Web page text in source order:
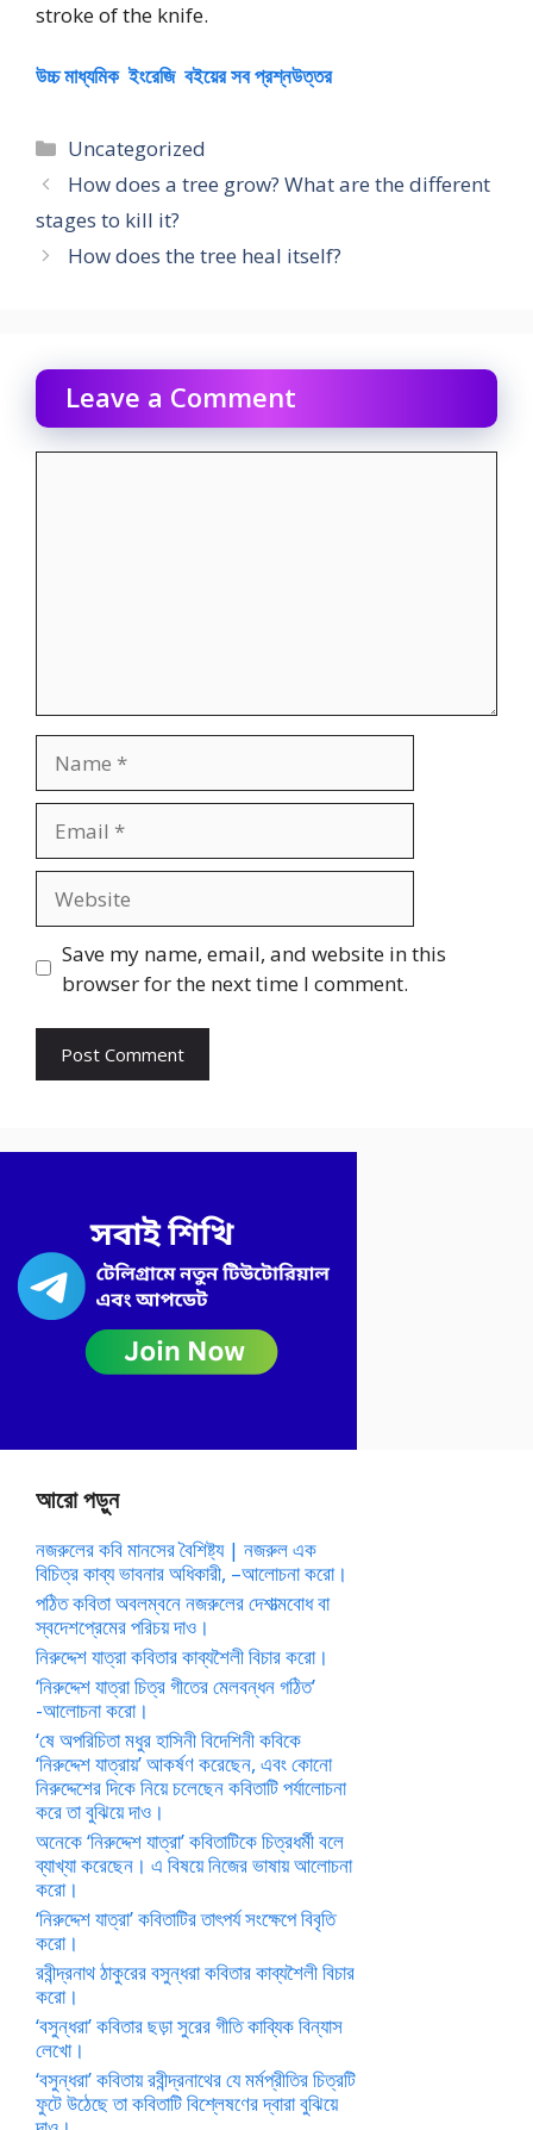
stroke of the knife.
উচ্চ মাধ্যমিক ইংরেজি বইয়ের সব প্রশ্নউত্তর
Categories
Uncategorized
How does a tree grow? What are the different
stages to kill it?
How does the tree heal itself?
Leave a Comment
Save my name, email, and website in this
browser for the next time I comment.
আরো পড়ুন
নজরুলের কবি মানসের বৈশিষ্ট্য | নজরুল এক
বিচিত্র কাব্য ভাবনার অধিকারী, –আলোচনা করো।
পঠিত কবিতা অবলম্বনে নজরুলের দেশাত্মবোধ বা
স্বদেশপ্রেমের পরিচয় দাও।
নিরুদ্দেশ যাত্রা কবিতার কাব্যশৈলী বিচার করো।
‘নিরুদ্দেশ যাত্রা চিত্র গীতের মেলবন্ধন গঠিত’
-আলোচনা করো।
‘ষে অপরিচিতা মধুর হাসিনী বিদেশিনী কবিকে
‘নিরুদ্দেশ যাত্রায়’ আকর্ষণ করেছেন, এবং কোনো
নিরুদ্দেশের দিকে নিয়ে চলেছেন কবিতাটি পর্যালোচনা
করে তা বুঝিয়ে দাও।
অনেকে ‘নিরুদ্দেশ যাত্রা’ কবিতাটিকে চিত্রধর্মী বলে
ব্যাখ্যা করেছেন। এ বিষয়ে নিজের ভাষায় আলোচনা
করো।
‘নিরুদ্দেশ যাত্রা’ কবিতাটির তাৎপর্য সংক্ষেপে বিবৃতি
করো।
রবীন্দ্রনাথ ঠাকুরের বসুন্ধরা কবিতার কাব্যশৈলী বিচার
করো।
‘বসুন্ধরা’ কবিতার ছড়া সুরের গীতি কাব্যিক বিন্যাস
লেখো।
‘বসুন্ধরা’ কবিতায় রবীন্দ্রনাথের যে মর্মপ্রীতির চিত্রটি
ফুটে উঠেছে তা কবিতাটি বিশ্লেষণের দ্বারা বুঝিয়ে